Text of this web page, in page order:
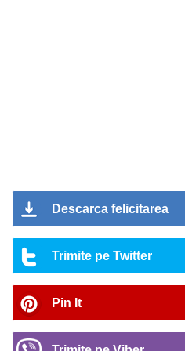
Descarca felicitarea
Trimite pe Twitter
Pin It